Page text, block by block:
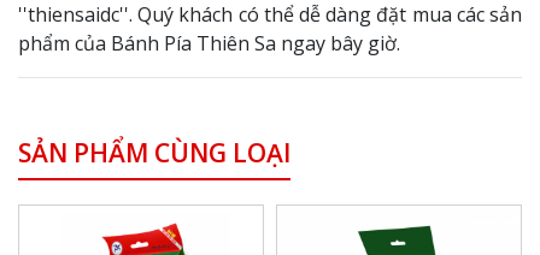
''thiensaidc''. Quý khách có thể dễ dàng đặt mua các sản
phẩm của Bánh Pía Thiên Sa ngay bây giờ.
SẢN PHẨM CÙNG LOẠI